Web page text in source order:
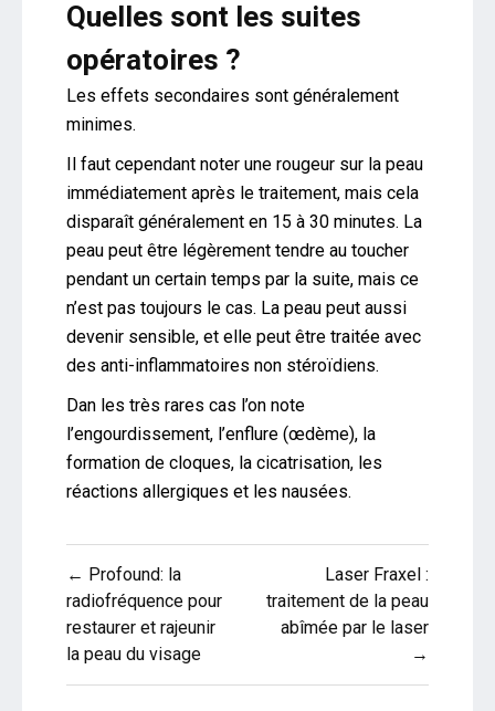
Quelles sont les suites
opératoires ?
Les effets secondaires sont généralement
minimes.
Il faut cependant noter une rougeur sur la peau
immédiatement après le traitement, mais cela
disparaît généralement en 15 à 30 minutes. La
peau peut être légèrement tendre au toucher
pendant un certain temps par la suite, mais ce
n’est pas toujours le cas. La peau peut aussi
devenir sensible, et elle peut être traitée avec
des anti-inflammatoires non stéroïdiens.
Dan les très rares cas l’on note
l’engourdissement, l’enflure (œdème), la
formation de cloques, la cicatrisation, les
réactions allergiques et les nausées.
Navigation
de
l’article
← Profound: la
radiofréquence pour
restaurer et rajeunir
la peau du visage
Laser Fraxel :
traitement de la peau
abîmée par le laser
→